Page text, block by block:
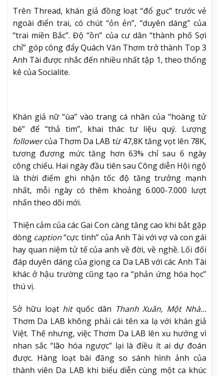
Trên Thread, khán giả đồng loạt “đổ gục” trước vẻ
ngoài điển trai, có chút “ỏn ẻn”, “duyên dáng” của
“trai miền Bắc”. Độ “ồn” của cư dân “thành phố Sợi
chỉ” góp công đẩy Quách Văn Thơm trở thành Top 3
Anh Tài được nhắc đến nhiều nhất tập 1, theo thống
kê của Socialite.
Khán giả nữ “ùa” vào trang cá nhân của “hoàng tử
bé” để “thả tim”, khai thác tư liệu quý. Lượng
followercủa Thơm Da LAB từ 47,8K tăng vọt lên 78K,
tương đương mức tăng hơn 63% chỉ sau 6 ngày
công chiếu. Hai ngày đầu tiên sau Công diễn Hội ngộ
là thời điểm ghi nhận tốc độ tăng trưởng mạnh
nhất, mỗi ngày có thêm khoảng 6.000-7.000 lượt
nhấn theo dõi mới.
Thiện cảm của các Gai Con càng tăng cao khi bắt gặp
dòng caption“cực tình” của Anh Tài với vợ và con gái
hay quan niệm tử tế của anh về đời, về nghề. Lối đối
đáp duyên dáng của giọng ca Da LAB với các Anh Tài
khác ở hậu trường cũng tạo ra “phản ứng hóa học”
thú vị.
Sở hữu loạt hitquốc dân Thanh Xuân, Một Nhà…
Thơm Da LAB không phải cái tên xa lạ với khán giả
Việt. Thế nhưng, việc Thơm Da LAB lên xu hướng vì
nhan sắc “lão hóa ngược” lại là điều ít ai dự đoán
được. Hàng loạt bài đăng so sánh hình ảnh của
thành viên Da LAB khi biểu diễn cùng một ca khúc